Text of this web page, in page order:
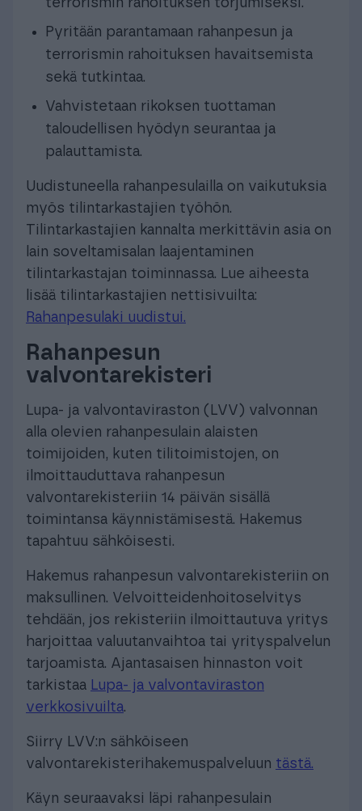
terrorismin rahoituksen torjumiseksi.
Pyritään parantamaan rahanpesun ja
terrorismin rahoituksen havaitsemista
sekä tutkintaa.
Vahvistetaan rikoksen tuottaman
taloudellisen hyödyn seurantaa ja
palauttamista.
Uudistuneella rahanpesulailla on vaikutuksia
myös tilintarkastajien työhön.
Tilintarkastajien kannalta merkittävin asia on
lain soveltamisalan laajentaminen
tilintarkastajan toiminnassa. Lue aiheesta
lisää tilintarkastajien nettisivuilta:
Rahanpesulaki uudistui.
Rahanpesun
valvontarekisteri
Lupa- ja valvontaviraston (LVV) valvonnan
alla olevien rahanpesulain alaisten
toimijoiden, kuten tilitoimistojen, on
ilmoittauduttava rahanpesun
valvontarekisteriin 14 päivän sisällä
toimintansa käynnistämisestä. Hakemus
tapahtuu sähköisesti.
Hakemus rahanpesun valvontarekisteriin on
maksullinen. Velvoitteidenhoitoselvitys
tehdään, jos rekisteriin ilmoittautuva yritys
harjoittaa valuutanvaihtoa tai yrityspalvelun
tarjoamista. Ajantasaisen hinnaston voit
tarkistaa Lupa- ja valvontaviraston
verkkosivuilta.
Siirry LVV:n sähköiseen
valvontarekisterihakemuspalveluun tästä.
Käyn seuraavaksi läpi rahanpesulain